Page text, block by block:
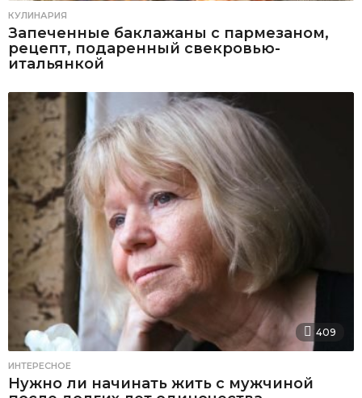
КУЛИНАРИЯ
Запеченные баклажаны с пармезаном,
рецепт, подаренный свекровью-
итальянкой
409
ИНТЕРЕСНОЕ
Нужно ли начинать жить с мужчиной